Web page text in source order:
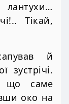
лантухи…
Тікай,
й
зустрічі.
що саме
око на